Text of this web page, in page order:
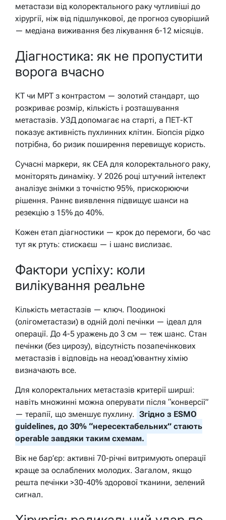
метастази від колоректального раку чутливіші до
хірургії, ніж від підшлункової, де прогноз суворіший
— медіана виживання без лікування 6-12 місяців.
Діагностика: як не пропустити
ворога вчасно
КТ чи МРТ з контрастом — золотий стандарт, що
розкриває розмір, кількість і розташування
метастазів. УЗД допомагає на старті, а ПЕТ-КТ
показує активність пухлинних клітин. Біопсія рідко
потрібна, бо ризик поширення перевищує користь.
Сучасні маркери, як CEA для колоректального раку,
моніторять динаміку. У 2026 році штучний інтелект
аналізує знімки з точністю 95%, прискорюючи
рішення. Раннє виявлення підвищує шанси на
резекцію з 15% до 40%.
Кожен етап діагностики — крок до перемоги, бо час
тут як ртуть: стискаєш — і шанс вислизає.
Фактори успіху: коли
вилікування реальне
Кількість метастазів — ключ. Поодинокі
(олігометастази) в одній долі печінки — ідеал для
операції. До 4-5 уражень до 3 см — теж шанс. Стан
печінки (без цирозу), відсутність позапечінкових
метастазів і відповідь на неоад’ювантну хімію
визначають все.
Для колоректальних метастазів критерії ширші:
навіть множинні можна оперувати після “конверсії”
— терапії, що зменшує пухлину. Згідно з ESMO
guidelines, до 30% “нересектабельних” стають
operable завдяки таким схемам.
Вік не бар’єр: активні 70-річні витримують операції
краще за ослаблених молодих. Загалом, якщо
решта печінки >30-40% здорової тканини, зелений
сигнал.